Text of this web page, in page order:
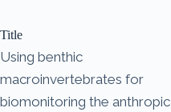
Title
Using benthic
macroinvertebrates for
biomonitoring the anthropic